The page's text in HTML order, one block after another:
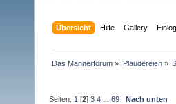
Übersicht Hilfe Gallery
Das Männerforum » Plaudereien»
Seiten: 1 [2]3 4 ...69 Nach unten